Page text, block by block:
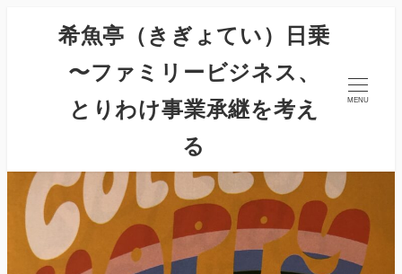
希魚亭（きぎょてい）日乗
〜ファミリービジネス、
とりわけ事業承継を考え
る
MENU